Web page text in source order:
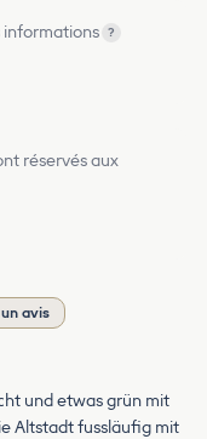
informations ?
réservés aux
avis
und etwas grün mit
Altstadt fussläufig mit